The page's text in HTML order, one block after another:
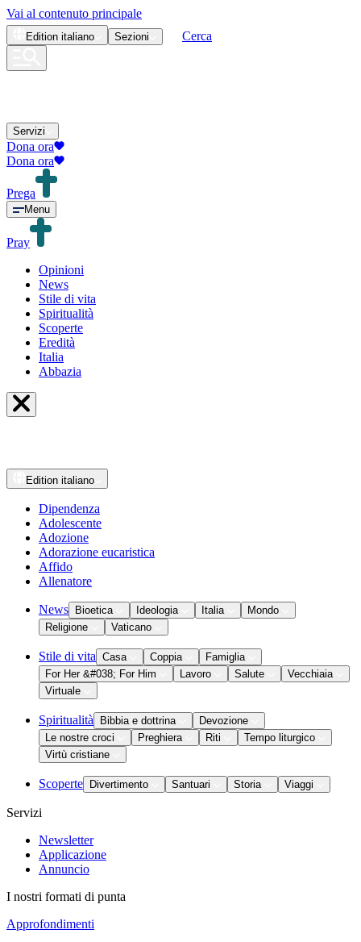
Vai al contenuto principale
Edition italiano Sezioni Cerca
Servizi
Dona ora
Dona ora
Prega
Menu
Pray
Opinioni
News
Stile di vita
Spiritualità
Scoperte
Eredità
Italia
Abbazia
Edition italiano
Dipendenza
Adolescente
Adozione
Adorazione eucaristica
Affido
Allenatore
News Bioetica Ideologia Italia
Mondo
Religione
Vaticano
Stile di vita Casa Coppia
Famiglia
For Her &#038; For Him
Lavoro Salute
Vecchiaia
Virtuale
Spiritualità Bibbia e dottrina
Devozione
Le nostre croci
Preghiera Riti
Tempo liturgico
Virtù cristiane
Scoperte Divertimento Santuari Storia Viaggi
Servizi
Newsletter
Applicazione
Annuncio
I nostri formati di punta
Approfondimenti